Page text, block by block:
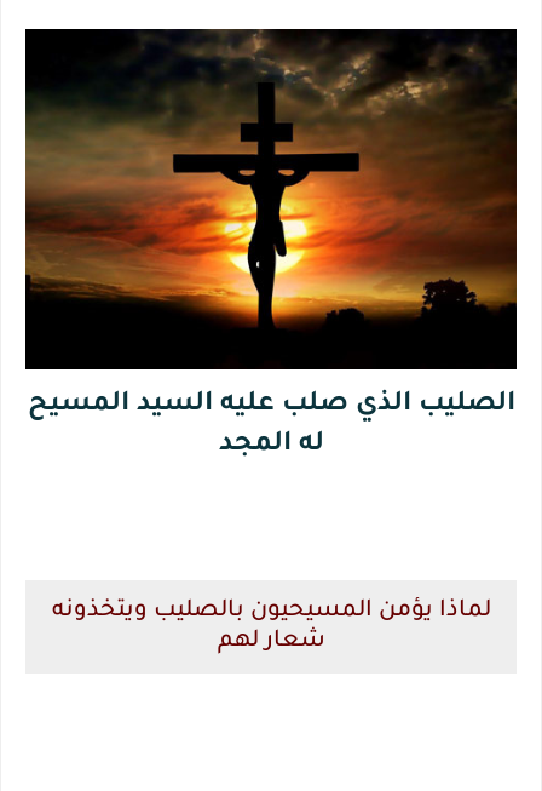
الصليب الذي صلب عليه السيد المسيح
له المجد
لماذا يؤمن المسيحيون بالصليب ويتخذونه
شعار لهم